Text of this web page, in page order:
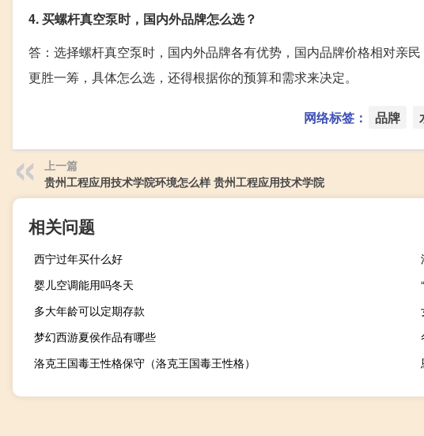
4. 买螺杆真空泵时，国内外品牌怎么选？
答：选择螺杆真空泵时，国内外品牌各有优势，国内品牌价格相对亲
更胜一筹，具体怎么选，还得根据你的预算和需求来决定。
网络标签： 品牌
上一篇
贵州工程应用技术学院环境怎么样 贵州工程应用技术学院
相关问题
西宁过年买什么好
婴儿空调能用吗冬天
多大年龄可以定期存款
梦幻西游夏侯作品有哪些
洛克王国毒王性格保守（洛克王国毒王性格）